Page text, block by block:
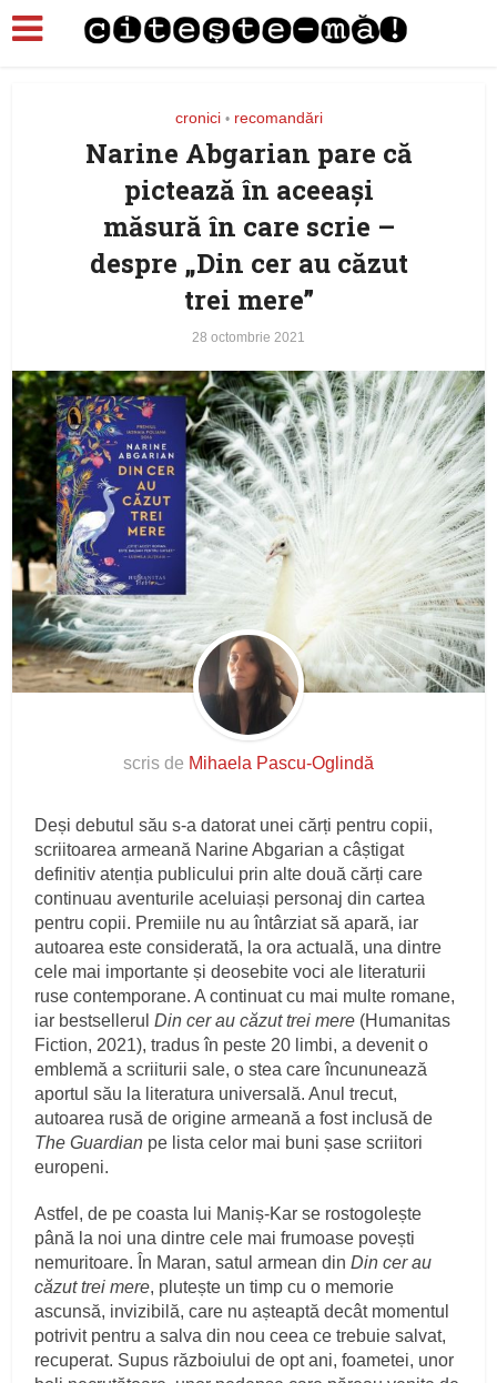
cronici • recomandări
Narine Abgarian pare că
pictează în aceeași
măsură în care scrie –
despre „Din cer au căzut
trei mere”
28 octombrie 2021
scris de Mihaela Pascu-Oglindă
Deși debutul său s-a datorat unei cărți pentru copii,
scriitoarea armeană Narine Abgarian a câștigat
definitiv atenția publicului prin alte două cărți care
continuau aventurile aceluiași personaj din cartea
pentru copii. Premiile nu au întârziat să apară, iar
autoarea este considerată, la ora actuală, una dintre
cele mai importante și deosebite voci ale literaturii
ruse contemporane. A continuat cu mai multe romane,
iar bestsellerulDin cer au căzut trei mere (Humanitas
Fiction, 2021), tradus în peste 20 limbi, a devenit o
emblemă a scriiturii sale, o stea care încununează
aportul său la literatura universală. Anul trecut,
autoarea rusă de origine armeană a fost inclusă de
The Guardian pe lista celor mai buni șase scriitori
europeni.
Astfel, de pe coasta lui Maniș-Kar se rostogolește
până la noi una dintre cele mai frumoase povești
nemuritoare. În Maran, satul armean dinDin cer au
căzut trei mere, plutește un timp cu o memorie
ascunsă, invizibilă, care nu așteaptă decât momentul
potrivit pentru a salva din nou ceea ce trebuie salvat,
recuperat. Supus războiului de opt ani, foametei, unor